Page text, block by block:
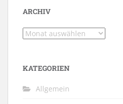
ARCHIV
Archiv
KATEGORIEN
Allgemein